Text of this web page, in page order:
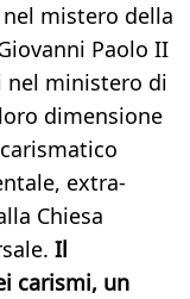
mistero della
Paolo II
nel ministero di
dimensione
extra-
Chiesa
Il
carismi, un